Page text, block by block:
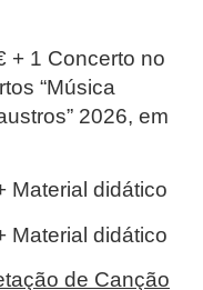
+ 1 Concerto no
“Música
2026, em
Material didático
Material didático
de Canção